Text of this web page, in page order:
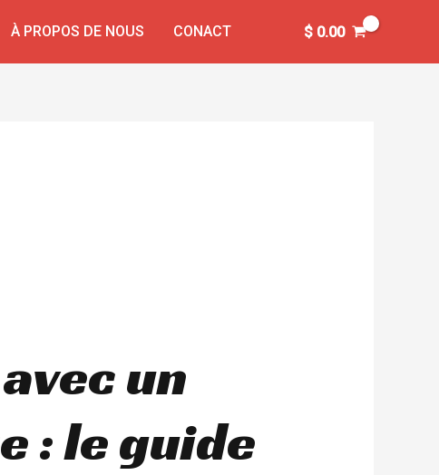
À PROPOS DE NOUS CONACT $0.00
un
: le guide